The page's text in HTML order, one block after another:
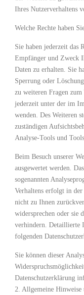
Ihres Nutzerverhaltens
Welche Rechte haben
Sie haben jederzeit das
Empfänger und Zweck
Daten zu erhalten. Sie
Sperrung oder
zu weiteren Fragen
jederzeit unter der im
wenden. Des Weiteren
zuständigen
Analyse-Tools und
Beim Besuch unserer
ausgewertet werden.
sogenannten
Verhaltens erfolgt in
nicht zu Ihnen
widersprechen oder sie
verhindern. Detaillierte
folgenden
Sie können dieser
Datenschutzerklärung
2. Allgemeine